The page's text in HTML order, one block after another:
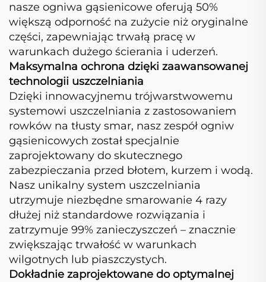
nasze ogniwa gąsienicowe oferują 50%
większą odporność na zużycie niż oryginalne
części, zapewniając trwałą pracę w
warunkach dużego ścierania i uderzeń.
Maksymalna ochrona dzięki zaawansowanej
technologii uszczelniania
Dzięki innowacyjnemu trójwarstwowemu
systemowi uszczelniania z zastosowaniem
rowków na tłusty smar, nasz zespół ogniw
gąsienicowych został specjalnie
zaprojektowany do skutecznego
zabezpieczania przed błotem, kurzem i wodą.
Nasz unikalny system uszczelniania
utrzymuje niezbędne smarowanie 4 razy
dłużej niż standardowe rozwiązania i
zatrzymuje 99% zanieczyszczeń – znacznie
zwiększając trwałość w warunkach
wilgotnych lub piaszczystych.
Dokładnie zaprojektowane do optymalnej